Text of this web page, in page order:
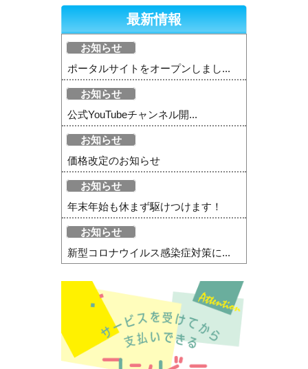
最新情報
お知らせ
ポータルサイトをオープンしまし...
お知らせ
公式YouTubeチャンネル開...
お知らせ
価格改定のお知らせ
お知らせ
年末年始も休まず駆けつけます！
お知らせ
新型コロナウイルス感染症対策に...